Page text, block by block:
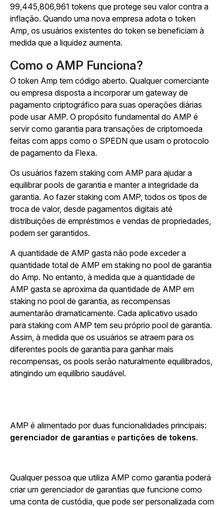
99,445,806,961 tokens que protege seu valor contra a
inflação. Quando uma nova empresa adota o token
Amp, os usuários existentes do token se beneficiam à
medida que a liquidez aumenta.
Como o AMP Funciona?
O token Amp tem código aberto. Qualquer comerciante
ou empresa disposta a incorporar um gateway de
pagamento criptográfico para suas operações diárias
pode usar AMP. O propósito fundamental do AMP é
servir como garantia para transações de criptomoeda
feitas com apps como o SPEDN que usam o protocolo
de pagamento da Flexa.
Os usuários fazem staking com AMP para ajudar a
equilibrar pools de garantia e manter a integridade da
garantia. Ao fazer staking com AMP, todos os tipos de
troca de valor, desde pagamentos digitais até
distribuições de empréstimos e vendas de propriedades,
podem ser garantidos.
A quantidade de AMP gasta não pode exceder a
quantidade total de AMP em staking no pool de garantia
do Amp. No entanto, à medida que a quantidade de
AMP gasta se aproxima da quantidade de AMP em
staking no pool de garantia, as recompensas
aumentarão dramaticamente. Cada aplicativo usado
para staking com AMP tem seu próprio pool de garantia.
Assim, à medida que os usuários se atraem para os
diferentes pools de garantia para ganhar mais
recompensas, os pools serão naturalmente equilibrados,
atingindo um equilíbrio saudável.
AMP é alimentado por duas funcionalidades principais:
gerenciador de garantias e partições de tokens.
Qualquer pessoa que utiliza AMP como garantia poderá
criar um gerenciador de garantias que funcione como
uma conta de custódia, que pode ser personalizada com